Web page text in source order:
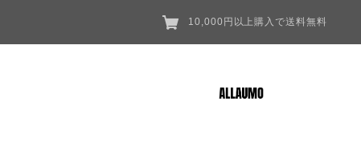
10,000円以上購入で送料無料